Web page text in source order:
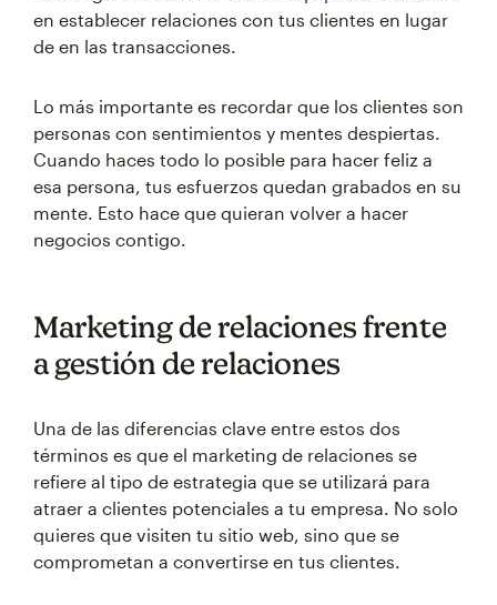
en establecer relaciones con tus clientes en lugar
de en las transacciones.
Lo más importante es recordar que los clientes son
personas con sentimientos y mentes despiertas.
Cuando haces todo lo posible para hacer feliz a
esa persona, tus esfuerzos quedan grabados en su
mente. Esto hace que quieran volver a hacer
negocios contigo.
Marketing de relaciones frente
a gestión de relaciones
Una de las diferencias clave entre estos dos
términos es que el marketing de relaciones se
refiere al tipo de estrategia que se utilizará para
atraer a clientes potenciales a tu empresa. No solo
quieres que visiten tu sitio web, sino que se
comprometan a convertirse en tus clientes.